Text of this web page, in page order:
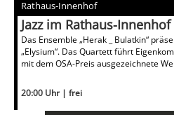
Rathaus-Innenhof
Jazz im Rathaus-Innenhof
Das Ensemble „Herak _ Bulatkin“
„Elysium“. Das Quartett führt
mit dem OSA-Preis ausgezeichnete
20:00 Uhr | frei